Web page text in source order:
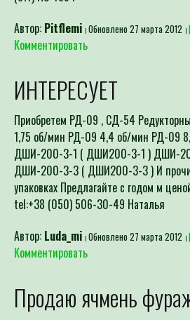
Автор: Pitflemi Обновлено 27 марта 2012
Комментировать
ИНТЕРЕСУЕТ
Приобретем РД-09 , СД-54
1,75 об/мин РД-09 4,4 об/мин РД-09
ДШИ-200-3-1 ( ДШИ200-3-1 ) ДШИ-
ДШИ-200-3-3 ( ДШИ200-3-3 ) И
упаковках Предлагайте с годом м
tel:+38 (050) 506-30-49 Наталья
Автор: Luda_mi Обновлено 27 марта 2012
Комментировать
Продаю ячмень